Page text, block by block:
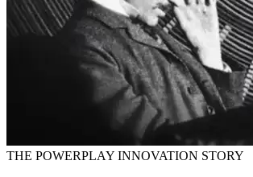
THE POWERPLAY INNOVATION STORY